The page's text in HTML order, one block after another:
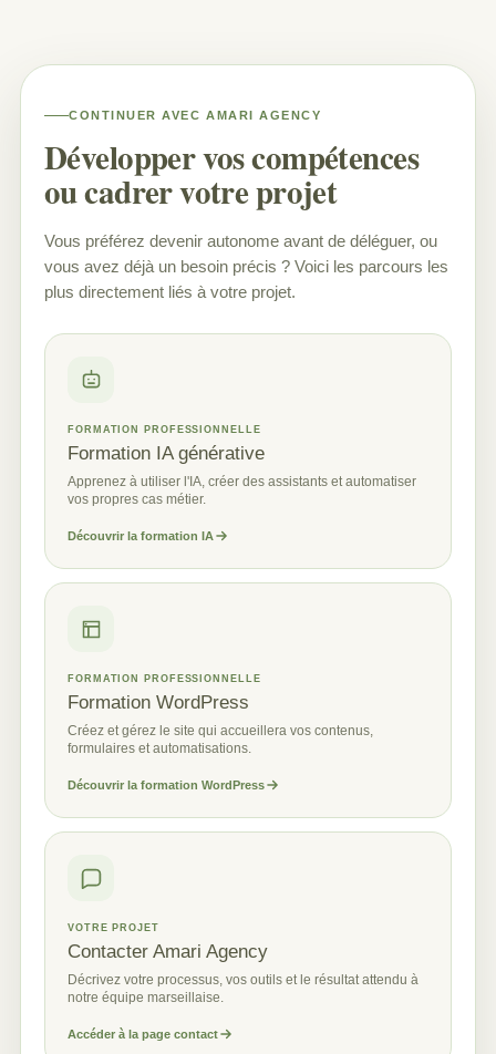
CONTINUER AVEC AMARI AGENCY
Développer vos compétences
ou cadrer votre projet
Vous préférez devenir autonome avant de déléguer, ou
vous avez déjà un besoin précis ? Voici les parcours les
plus directement liés à votre projet.
FORMATION PROFESSIONNELLE
Formation IA générative
Apprenez à utiliser l'IA, créer des assistants et automatiser
vos propres cas métier.
Découvrir la formation IA
FORMATION PROFESSIONNELLE
Formation WordPress
Créez et gérez le site qui accueillera vos contenus,
formulaires et automatisations.
Découvrir la formation WordPress
VOTRE PROJET
Contacter Amari Agency
Décrivez votre processus, vos outils et le résultat attendu à
notre équipe marseillaise.
Accéder à la page contact